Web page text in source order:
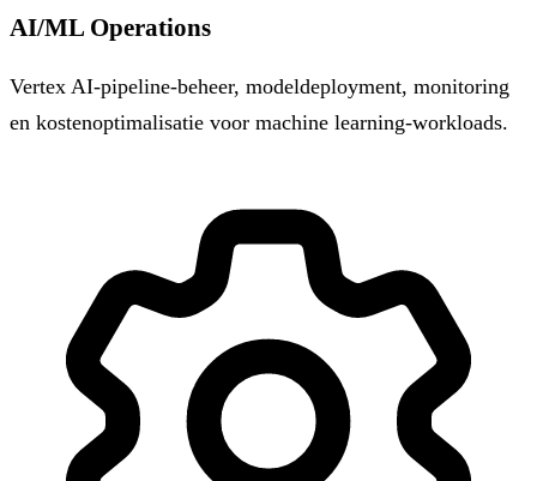
AI/ML Operations
Vertex AI-pipeline-beheer, modeldeployment, monitoring
en kostenoptimalisatie voor machine learning-workloads.